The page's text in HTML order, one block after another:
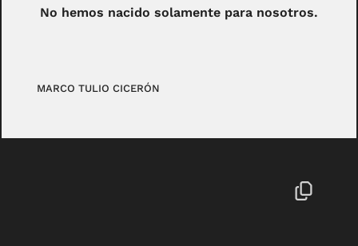
No hemos nacido solamente para nosotros.
MARCO TULIO CICERÓN